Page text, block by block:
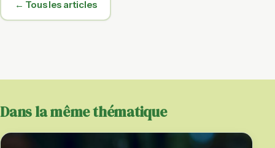
← Tous les articles
Dans la même thématique